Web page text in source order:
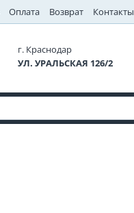
Оплата Возврат Контакты
г. Краснодар
УЛ. УРАЛЬСКАЯ 126/2